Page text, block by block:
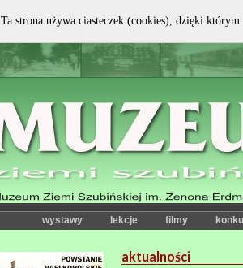
wystawy lekcje filmy
aktualności
Ta strona używa ciasteczek (cookies), dzięki